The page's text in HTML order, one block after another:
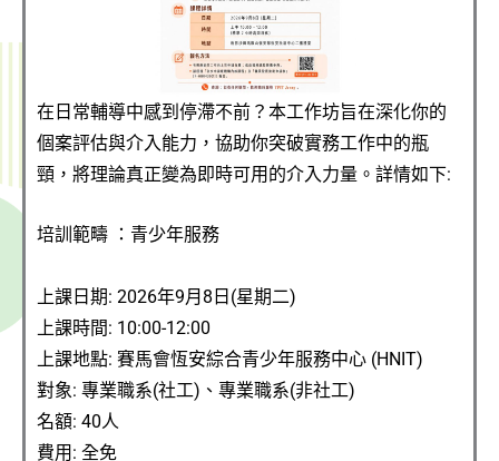
在日常輔導中感到停滯不前？本工作坊旨在深化你的
個案評估與介入能力，協助你突破實務工作中的瓶
頸，將理論真正變為即時可用的介入力量。詳情如下:
培訓範疇 ：青少年服務
上課日期: 2026年9月8日(星期二)
上課時間: 10:00-12:00
上課地點: 賽馬會恆安綜合青少年服務中心 (HNIT)
對象: 專業職系(社工)、專業職系(非社工)
名額: 40人
費用: 全免